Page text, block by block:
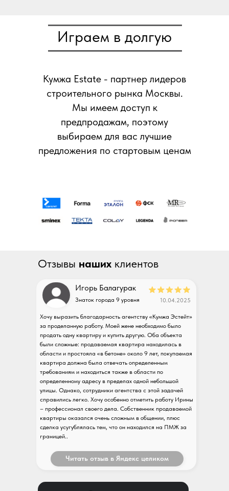
Играем в долгую
Кумжа Estate - партнер лидеров
строительного рынка Москвы.
Мы имеем доступ к
предпродажам, поэтому
выбираем для вас лучшие
предложения по стартовым ценам
Отзывы наших клиентов
Игорь Балагурак
Знаток города 9 уровня
Читать отзыв в Яндекс целиком
Хочу выразить благодарность агентству «Кумжа Эстейт»
за проделанную работу. Моей жене необходимо было
продать одну квартиру и купить другую. Оба объекта
были сложные: продаваемая квартира находилась в
области и простояла «в бетоне» около 9 лет, покупаемая
квартира должна была отвечать определенным
требованиям и находиться также в области по
определенному адресу в пределах одной небольшой
улицы. Однако, сотрудники агентства с этой задачей
справились легко. Хочу особенно отметить работу Ирины
– профессионал своего дела. Собственник продаваемой
квартиры оказался очень сложным в общении, плюс
сделка усугублялась тем, что он находился на ПМЖ за
границей..
10.04.2025